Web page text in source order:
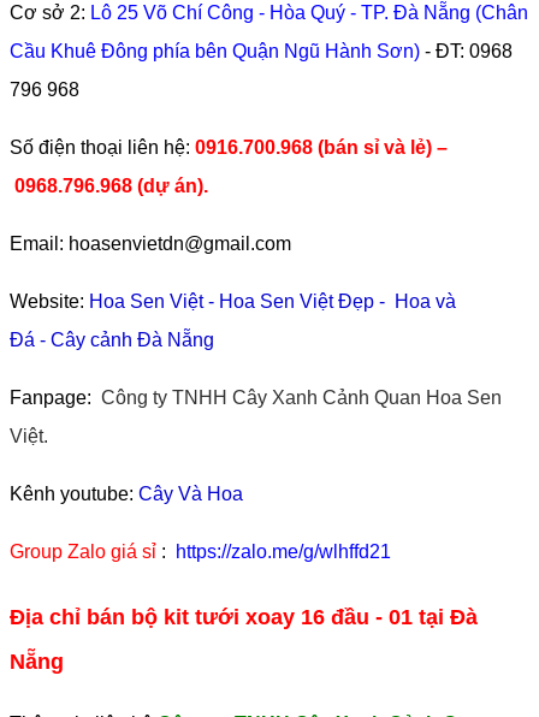
Cơ sở 2: Lô 25 Võ Chí Công - Hòa Quý - TP. Đà Nẵng (Chân
Cầu Khuê Đông phía bên Quận Ngũ Hành Sơn) - ĐT: 0968
796 968
​Số điện thoại liên hệ: 0916.700.968 (bán sỉ và lẻ) –
0968.796.968 (dự án).
Email: hoasenvietdn@gmail.com
Website: Hoa Sen Việt- Hoa Sen Việt Đẹp - Hoa và
Đá - Cây cảnh Đà Nẵng
Fanpage: Công ty TNHH Cây Xanh Cảnh Quan Hoa Sen
Việt.
Kênh youtube: Cây Và Hoa
Group Zalo giá sỉ : https://zalo.me/g/wlhffd21
Địa chỉ bán bộ kit tưới xoay 16 đầu - 01 tại Đà
Nẵng